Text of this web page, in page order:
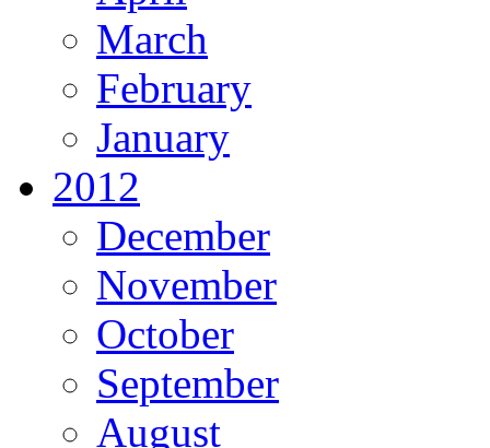
March
February
January
2012
December
November
October
September
August